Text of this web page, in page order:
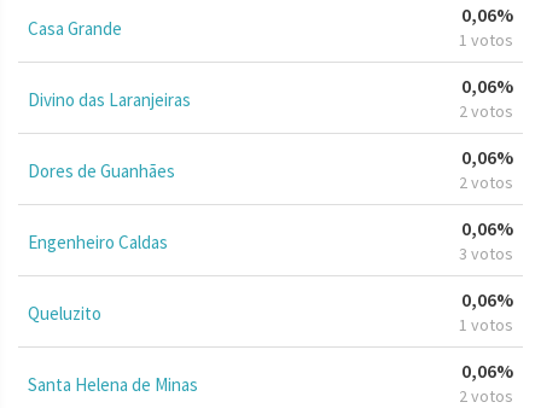
Casa Grande
0,06%
1 votos
Divino das Laranjeiras
0,06%
2 votos
Dores de Guanhães
0,06%
2 votos
Engenheiro Caldas
0,06%
3 votos
Queluzito
0,06%
1 votos
Santa Helena de Minas
0,06%
2 votos